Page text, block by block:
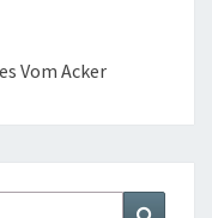
Vom Acker